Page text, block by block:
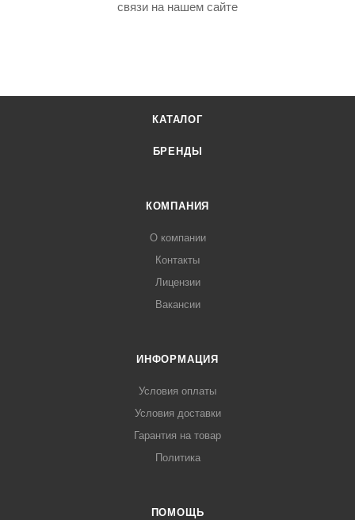
связи на нашем сайте
КАТАЛОГ
БРЕНДЫ
КОМПАНИЯ
О компании
Контакты
Лицензии
Вакансии
ИНФОРМАЦИЯ
Условия оплаты
Условия доставки
Гарантия на товар
Политика
ПОМОЩЬ